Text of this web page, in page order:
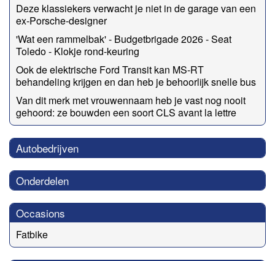
Deze klassiekers verwacht je niet in de garage van een
ex-Porsche-designer
'Wat een rammelbak' - Budgetbrigade 2026 - Seat
Toledo - Klokje rond-keuring
Ook de elektrische Ford Transit kan MS-RT
behandeling krijgen en dan heb je behoorlijk snelle bus
Van dit merk met vrouwennaam heb je vast nog nooit
gehoord: ze bouwden een soort CLS avant la lettre
Autobedrijven
Onderdelen
Occasions
Fatbike